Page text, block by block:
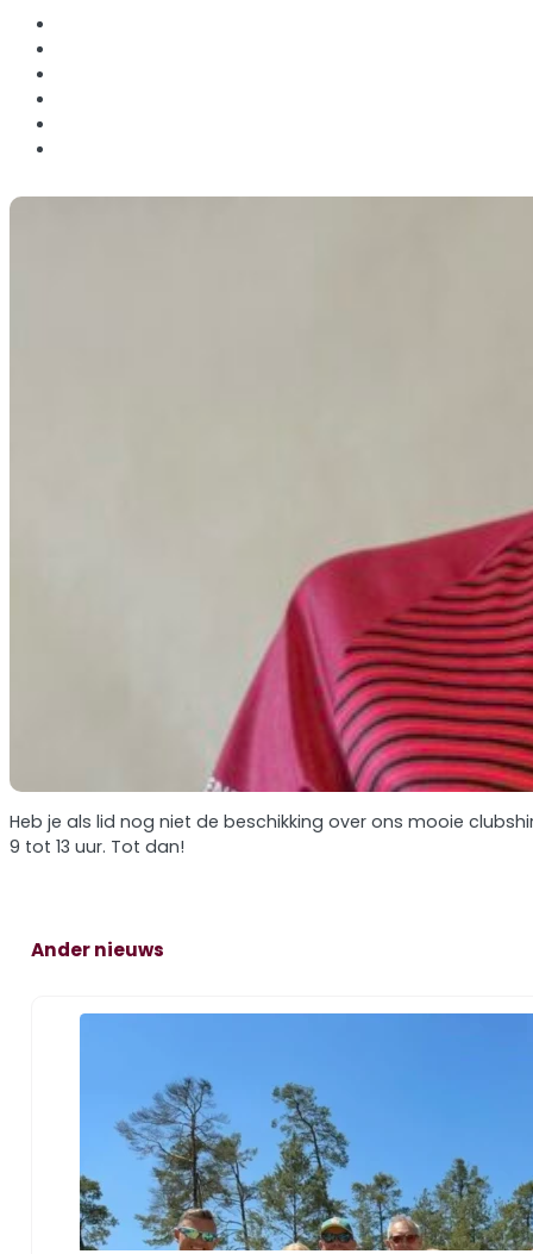
Heb je als lid nog niet de beschikking over ons mooie
9 tot 13 uur. Tot dan!
Ander nieuws